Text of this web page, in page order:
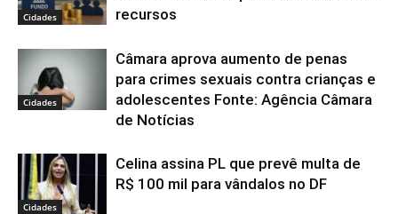
Cidades
recursos
Cidades
Câmara aprova aumento de penas
para crimes sexuais contra crianças e
adolescentes Fonte: Agência Câmara
de Notícias
Cidades
Celina assina PL que prevê multa de
R$ 100 mil para vândalos no DF